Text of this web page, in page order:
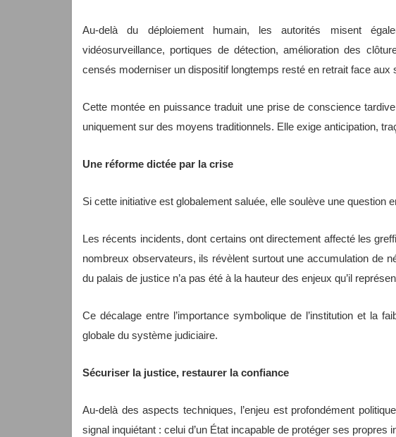
Au-delà du déploiement humain, les autorités misent
vidéosurveillance, portiques de détection, amélioration des
censés moderniser un dispositif longtemps resté en retrait face aux
Cette montée en puissance traduit une prise de conscience
uniquement sur des moyens traditionnels. Elle exige anticipation,
Une réforme dictée par la crise
Si cette initiative est globalement saluée, elle soulève une question
Les récents incidents, dont certains ont directement affecté les
nombreux observateurs, ils révèlent surtout une accumulation de
du palais de justice n’a pas été à la hauteur des enjeux qu’il
Ce décalage entre l’importance symbolique de l’institution et la
globale du système judiciaire.
Sécuriser la justice, restaurer la confiance
Au-delà des aspects techniques, l’enjeu est profondément
signal inquiétant : celui d’un État incapable de protéger ses propres